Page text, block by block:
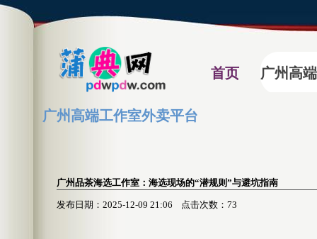
首页 广州高
广州高端工作室外卖平台
‌广州品茶海选工作室‌：海选现场的“潜规则”与避坑指南
发布日期：2025-12-09 21:06 点击次数：73